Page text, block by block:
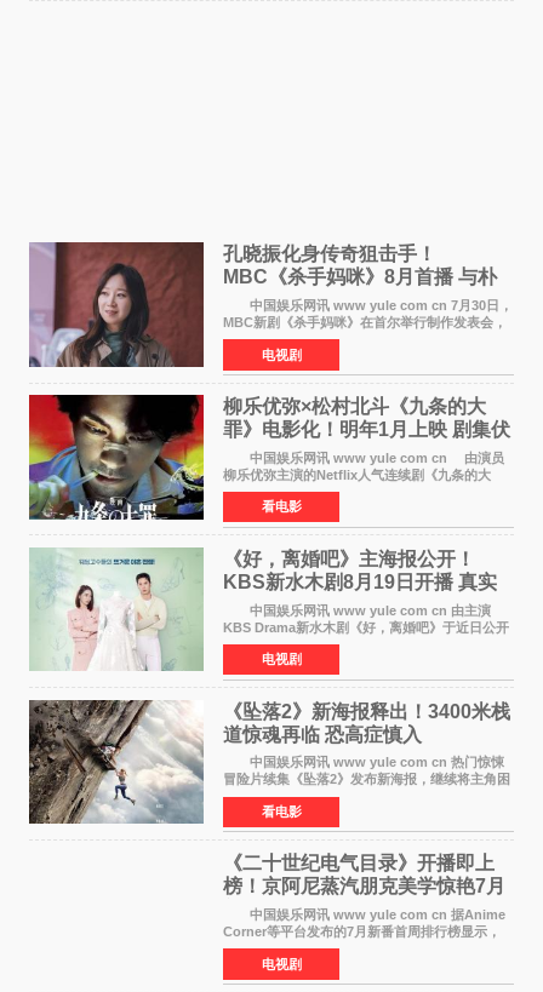
孔晓振化身传奇狙击手！
MBC《杀手妈咪》8月首播 与朴
恩斌展开收视对决
中国娱乐网讯 www yule com cn 7月30日，
MBC新剧《杀手妈咪》在首尔举行制作发表会，
主演孔晓振、郑准元、李相二、无真星、崔宇
成、李银泉等人一同出席，为新剧宣传造势。这
是孔晓振继《毛骨
电视剧
柳乐优弥×松村北斗《九条的大
罪》电影化！明年1月上映 剧集伏
笔将全面揭晓
中国娱乐网讯 www yule com cn 由演员
柳乐优弥主演的Netflix人气连续剧《九条的大
罪》正式宣布改编为电影，将于明年1月8日全国
上映。柳乐优弥与SixTONES松村北斗再度联
手，为观众带来这部
看电影
《好，离婚吧》主海报公开！
KBS新水木剧8月19日开播 真实
离婚体验记来袭
中国娱乐网讯 www yule com cn 由主演
KBS Drama新水木剧《好，离婚吧》于近日公开
主海报，正式进入开播倒计时。 海报中，男
女主角背对背站立，各自望向不同方向，中央的
空白与冷漠的表情
电视剧
《坠落2》新海报释出！3400米栈
道惊魂再临 恐高症慎入
中国娱乐网讯 www yule com cn 热门惊悚
冒险片续集《坠落2》发布新海报，继续将主角困
于绝境高处——这一次，是摇摇欲坠的徒步栈
道。该片将于今年9月2日北美上映，恐高症患者
请提前做好心理
看电影
《二十世纪电气目录》开播即上
榜！京阿尼蒸汽朋克美学惊艳7月
新番季
中国娱乐网讯 www yule com cn 据Anime
Corner等平台发布的7月新番首周排行榜显示，
由京都动画制作的《二十世纪电气目录》在多个
榜单中表现亮眼，位列AniLab全球TOP10第十
名。该剧改编自结
电视剧